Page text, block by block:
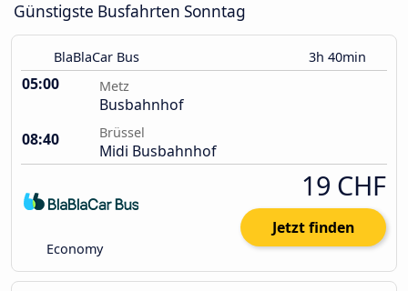
Günstigste Busfahrten Sonntag
BlaBlaCar Bus 3h 40min
05:00 Metz
Busbahnhof
08:40
Brüssel
Midi Busbahnhof
Economy
19 CHF
Jetzt finden